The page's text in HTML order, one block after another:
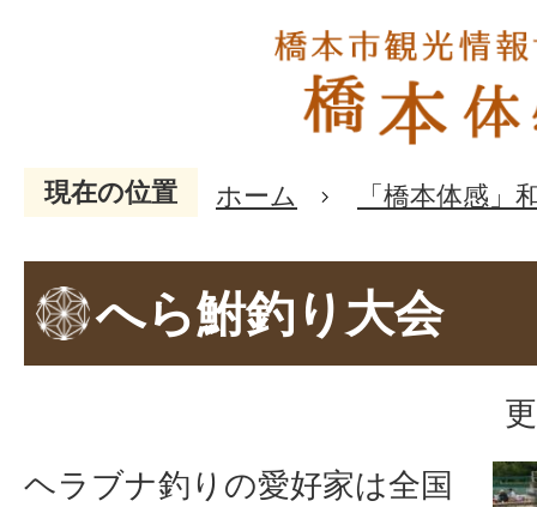
現在の位置 ホーム 「橋本体感」
へら鮒釣り大会
ヘラブナ釣りの愛好家は全国